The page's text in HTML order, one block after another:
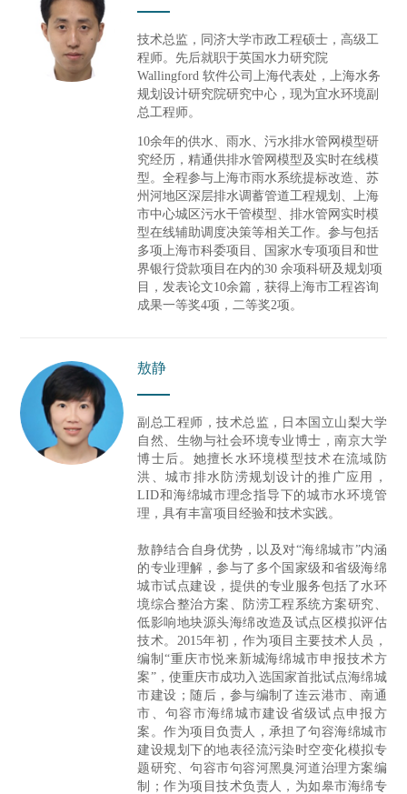
技术总监，同济大学市政工程硕士，高级工
程师。先后就职于英国水力研究院
Wallingford软件公司上海代表处，上海水务
规划设计研究院研究中心，现为宜水环境副
总工程师。
10余年的供水、雨水、污水排水管网模型研
究经历，精通供排水管网模型及实时在线模
型。全程参与上海市雨水系统提标改造、苏
州河地区深层排水调蓄管道工程规划、上海
市中心城区污水干管模型、排水管网实时模
型在线辅助调度决策等相关工作。参与包括
多项上海市科委项目、国家水专项项目和世
界银行贷款项目在内的30余项科研及规划项
目，发表论文10余篇，获得上海市工程咨询
成果一等奖4项，二等奖2项。
敖静
副总工程师，技术总监，日本国立山梨大学
自然、生物与社会环境专业博士，南京大学
博士后。她擅长水环境模型技术在流域防
洪、城市排水防涝规划设计的推广应用，
LID和海绵城市理念指导下的城市水环境管
理，具有丰富项目经验和技术实践。
敖静结合自身优势，以及对“海绵城市”内涵
的专业理解，参与了多个国家级和省级海绵
城市试点建设，提供的专业服务包括了水环
境综合整治方案、防涝工程系统方案研究、
低影响地块源头海绵改造及试点区模拟评估
技术。2015年初，作为项目主要技术人员，
编制“重庆市悦来新城海绵城市申报技术方
案”，使重庆市成功入选国家首批试点海绵城
市建设；随后，参与编制了连云港市、南通
市、句容市海绵城市建设省级试点申报方
案。作为项目负责人，承担了句容海绵城市
建设规划下的地表径流污染时空变化模拟专
题研究、句容市句容河黑臭河道治理方案编
制；作为项目技术负责人，为如皋市海绵专